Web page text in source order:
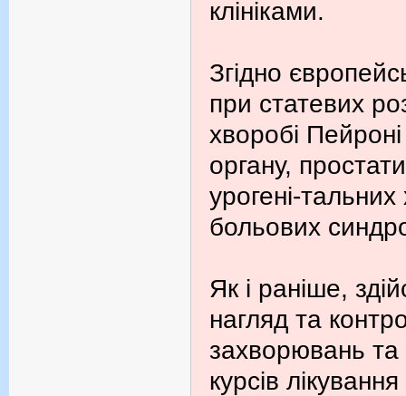
клініками.
Згідно
при статевих
хворобі
органу,
урогені-
больових
Як і раніше,
нагляд та
захворювань
курсів лікування